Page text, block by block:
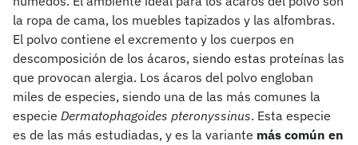
la ropa de cama, los muebles tapizados y las alfombras.
El polvo contiene el excremento y los cuerpos en
descomposición de los ácaros, siendo estas proteínas las
que provocan alergia. Los ácaros del polvo engloban
miles de especies, siendo una de las más comunes la
especie Dermatophagoides pteronyssinus. Esta especie
es de las más estudiadas, y es la variante más común en